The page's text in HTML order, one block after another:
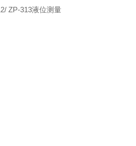
ZP-313液位测量